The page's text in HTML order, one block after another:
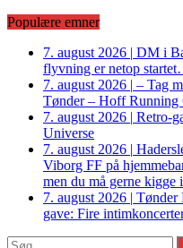
Populære emner
7. august 2026 | DM i
flyvning er netop
7. august 2026 | – Tag
Tønder – Hoff Running
7. august 2026 | Retro-
Universe
7. august 2026 |
Viborg FF på
men du må gerne
7. august 2026 | Tønder
gave: Fire
Søg